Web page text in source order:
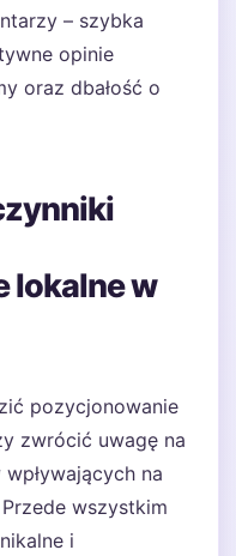
– szybka
opinie
oraz dbałość o
lokalne w
pozycjonowanie
zwrócić uwagę na
na
wszystkim
i